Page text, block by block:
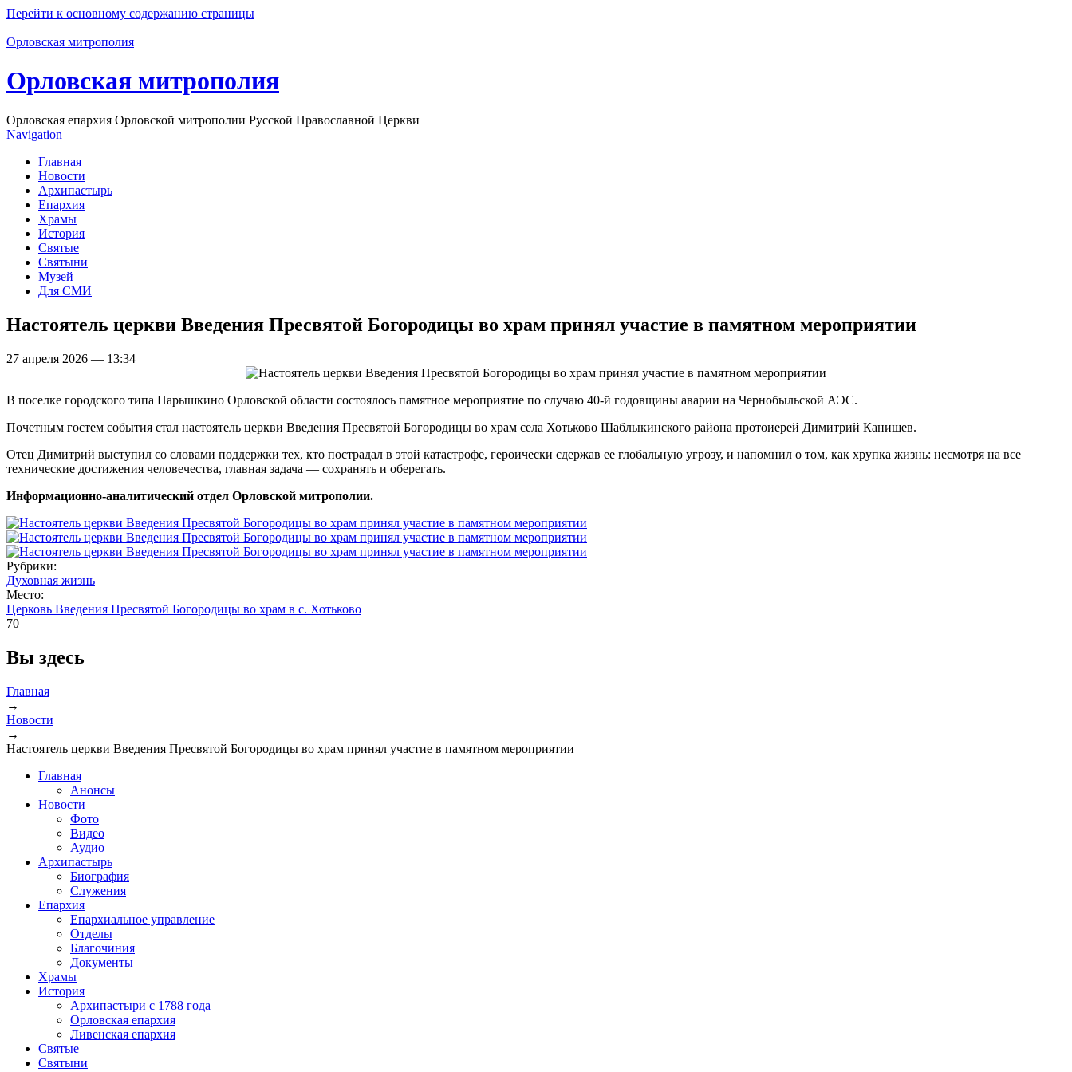
Перейти к основному содержанию страницы
Орловская митрополия
Орловская митрополия
Орловская епархия Орловской митрополии Русской Православной Церкви
Navigation
Главная
Новости
Архипастырь
Епархия
Храмы
История
Святые
Святыни
Музей
Для СМИ
Настоятель церкви Введения Пресвятой Богородицы во храм принял участие в памятном мероприятии
27 апреля 2026 — 13:34
В поселке городского типа Нарышкино Орловской области состоялось памятное мероприятие по случаю 40-й годовщины аварии на Чернобыльской АЭС.
Почетным гостем события стал настоятель церкви Введения Пресвятой Богородицы во храм села Хотьково Шаблыкинского района протоиерей Димитрий Канищев.
Отец Димитрий выступил со словами поддержки тех, кто пострадал в этой катастрофе, героически сдержав ее глобальную угрозу, и напомнил о том, как хрупка жизнь: несмотря на все
технические достижения человечества, главная задача — сохранять и оберегать.
Информационно-аналитический отдел Орловской митрополии.
Рубрики:
Духовная жизнь
Место:
Церковь Введения Пресвятой Богородицы во храм в с. Хотьково
70
Вы здесь
Главная
→
Новости
→
Настоятель церкви Введения Пресвятой Богородицы во храм принял участие в памятном мероприятии
Главная
Анонсы
Новости
Фото
Видео
Аудио
Архипастырь
Биография
Служения
Епархия
Епархиальное управление
Отделы
Благочиния
Документы
Храмы
История
Архипастыри с 1788 года
Орловская епархия
Ливенская епархия
Святые
Святыни